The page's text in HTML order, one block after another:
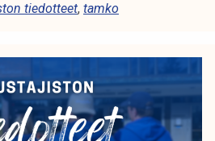
tiedotteet, tamko